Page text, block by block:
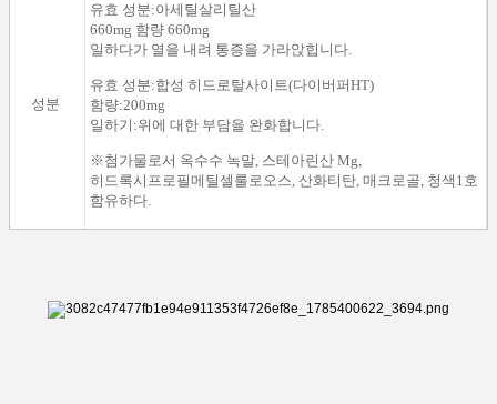
성분
유효 성분:아세틸살리틸산
660mg 함량 660mg
일하다가 열을 내려 통증을 가라앉힙니다.
유효 성분:합성 히드로탈사이트(다이버퍼HT)
함량:200mg
일하기:위에 대한 부담을 완화합니다.
※첨가물로서 옥수수 녹말, 스테아린산 Mg,
히드록시프로필메틸셀룰로오스, 산화티탄, 매크로골, 청색1호
함유하다.